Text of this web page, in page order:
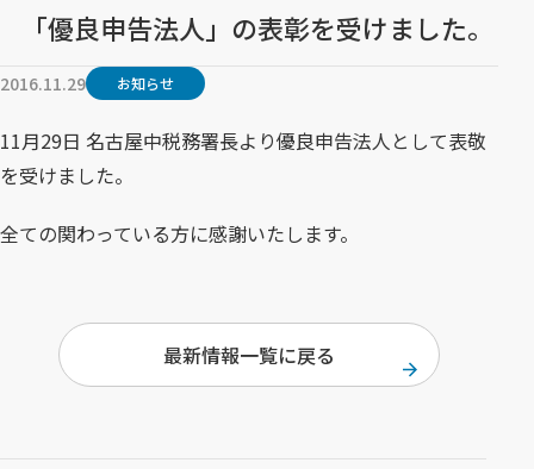
「優良申告法人」の表彰を受けました。
2016.11.29 お知らせ
11月29日 名古屋中税務署長より優良申告法人として表敬
を受けました。
全ての関わっている方に感謝いたします。
最新情報一覧に戻る